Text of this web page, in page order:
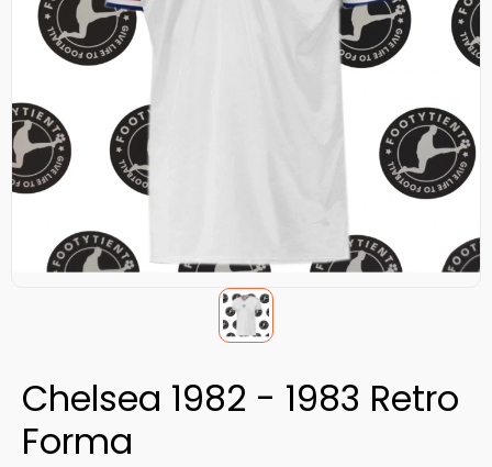
Chelsea 1982 - 1983 Retro
Forma